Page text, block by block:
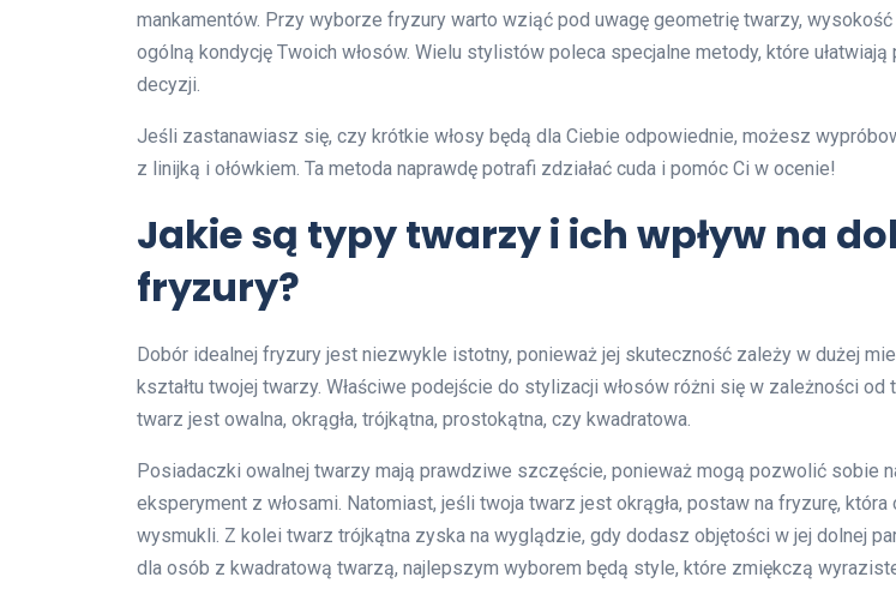
mankamentów. Przy wyborze fryzury warto wziąć pod uwagę geometrię twarzy, wysokość
ogólną kondycję Twoich włosów. Wielu stylistów poleca specjalne metody, które ułatwiają
decyzji.
Jeśli zastanawiasz się, czy krótkie włosy będą dla Ciebie odpowiednie, możesz
z linijką i ołówkiem. Ta metoda naprawdę potrafi zdziałać cuda i pomóc Ci w ocenie!
Jakie są typy twarzy i ich wpływ na
fryzury?
Dobór idealnej fryzury jest niezwykle istotny, ponieważ jej skuteczność zależy w dużej
kształtu twojej twarzy. Właściwe podejście do stylizacji włosów różni się w zależności od
twarz jest owalna, okrągła, trójkątna, prostokątna, czy kwadratowa.
Posiadaczki owalnej twarzy mają prawdziwe szczęście, ponieważ mogą pozwolić sobie
eksperyment z włosami. Natomiast, jeśli twoja twarz jest okrągła, postaw na fryzurę, która
wysmukli. Z kolei twarz trójkątna zyska na wyglądzie, gdy dodasz objętości w jej dolnej
dla osób z kwadratową twarzą, najlepszym wyborem będą style, które zmiękczą